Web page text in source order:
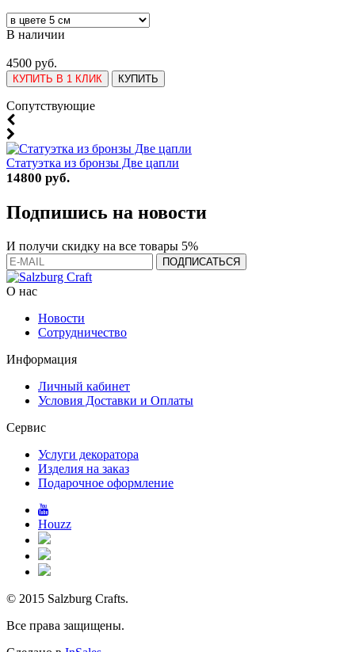
В наличии
4500 руб.
КУПИТЬ В 1 КЛИК КУПИТЬ
Cопутствующие
Статуэтка из бронзы Две цапли
14800 руб.
Подпишись на новости
И получи скидку на все товары 5%
О нас
Новости
Сотрудничество
Информация
Личный кабинет
Условия Доставки и Оплаты
Сервис
Услуги декоратора
Изделия на заказ
Подарочное оформление
Houzz
© 2015 Salzburg Crafts.
Все права защищены.